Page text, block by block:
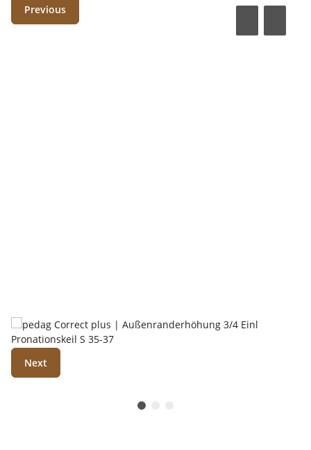
Previous
Next